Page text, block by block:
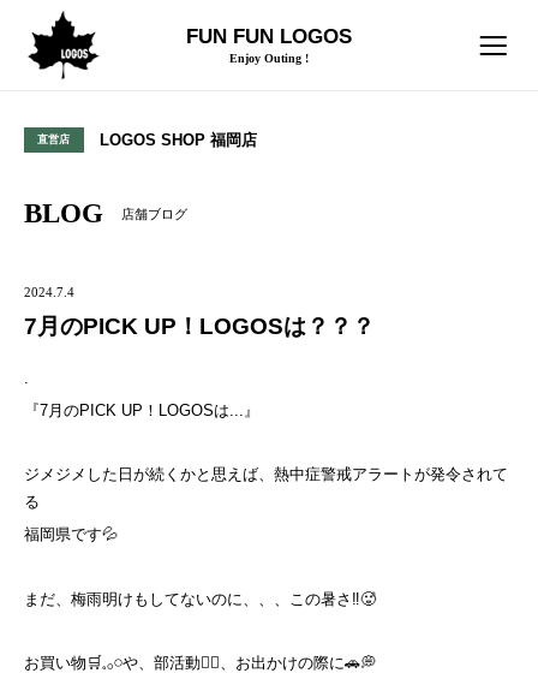
FUN FUN LOGOS
Enjoy Outing !
直営店 LOGOS SHOP 福岡店
BLOG 店舗ブログ
2024.7.4
7月のPICK UP！LOGOSは？？？
.
『7月のPICK UP！LOGOSは...』
ジメジメした日が続くかと思えば、熱中症警戒アラートが発令されて
る
福岡県です💦
まだ、梅雨明けもしてないのに、、、この暑さ‼️🥵
お買い物🛒𓈒𓂂𓏸や、部活動🏃‍♀️、お出かけの際に🚗💭